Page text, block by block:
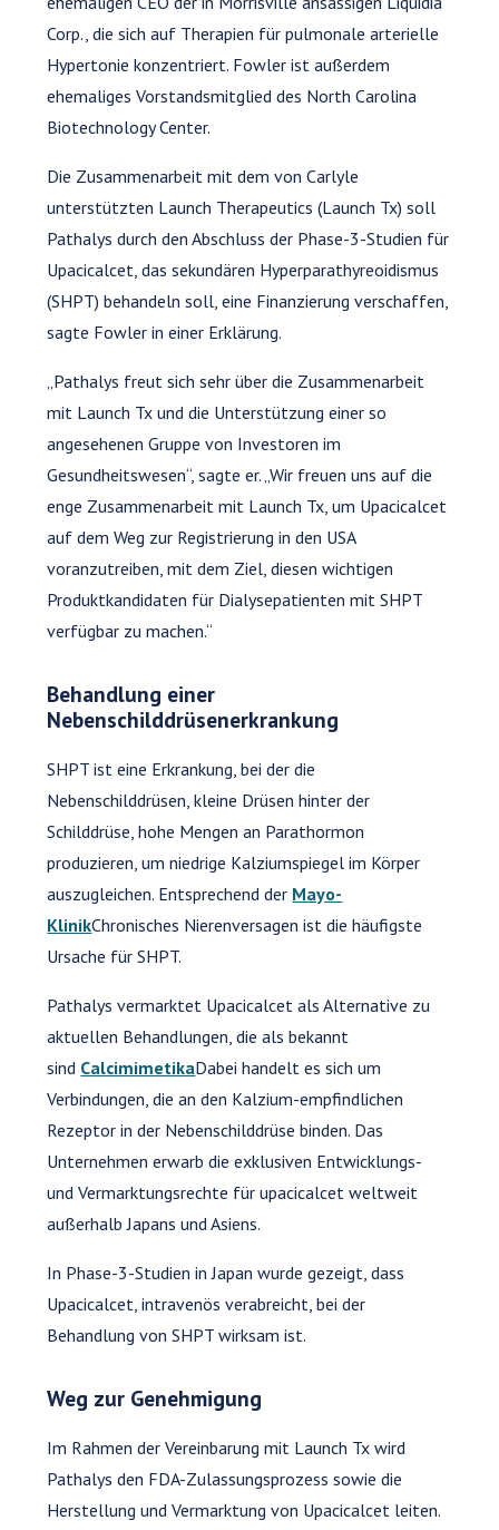
Corp., die sich auf Therapien für pulmonale arterielle
Hypertonie konzentriert. Fowler ist außerdem
ehemaliges Vorstandsmitglied des North Carolina
Biotechnology Center.
Die Zusammenarbeit mit dem von Carlyle
unterstützten Launch Therapeutics (Launch Tx) soll
Pathalys durch den Abschluss der Phase-3-Studien für
Upacicalcet, das sekundären Hyperparathyreoidismus
(SHPT) behandeln soll, eine Finanzierung verschaffen,
sagte Fowler in einer Erklärung.
„Pathalys freut sich sehr über die Zusammenarbeit
mit Launch Tx und die Unterstützung einer so
angesehenen Gruppe von Investoren im
Gesundheitswesen“, sagte er. „Wir freuen uns auf die
enge Zusammenarbeit mit Launch Tx, um Upacicalcet
auf dem Weg zur Registrierung in den USA
voranzutreiben, mit dem Ziel, diesen wichtigen
Produktkandidaten für Dialysepatienten mit SHPT
verfügbar zu machen.“
Behandlung einer
Nebenschilddrüsenerkrankung
SHPT ist eine Erkrankung, bei der die
Nebenschilddrüsen, kleine Drüsen hinter der
Schilddrüse, hohe Mengen an Parathormon
produzieren, um niedrige Kalziumspiegel im Körper
auszugleichen. Entsprechend der Mayo-
KlinikChronisches Nierenversagen ist die häufigste
Ursache für SHPT.
Pathalys vermarktet Upacicalcet als Alternative zu
aktuellen Behandlungen, die als bekannt
sind CalcimimetikaDabei handelt es sich um
Verbindungen, die an den Kalzium-empfindlichen
Rezeptor in der Nebenschilddrüse binden. Das
Unternehmen erwarb die exklusiven Entwicklungs-
und Vermarktungsrechte für upacicalcet weltweit
außerhalb Japans und Asiens.
In Phase-3-Studien in Japan wurde gezeigt, dass
Upacicalcet, intravenös verabreicht, bei der
Behandlung von SHPT wirksam ist.
Weg zur Genehmigung
Im Rahmen der Vereinbarung mit Launch Tx wird
Pathalys den FDA-Zulassungsprozess sowie die
Herstellung und Vermarktung von Upacicalcet leiten.